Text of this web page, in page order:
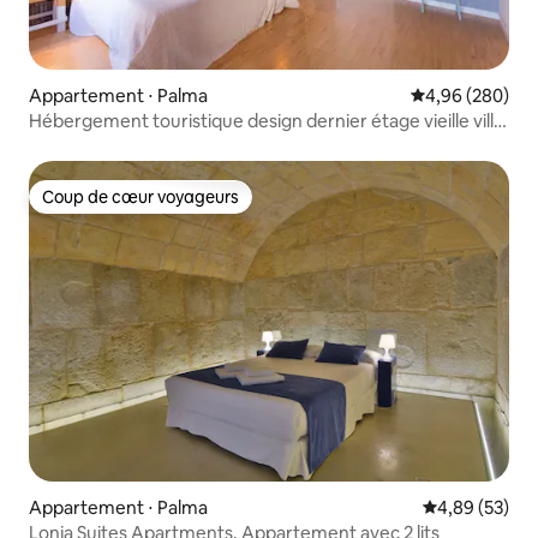
Appartement ⋅ Palma Évaluation
4,96 (280)
Hébergement touristique design dernier étage vieille ville
Coup de cœur voyageurs
Coup de cœur voyageurs
Appartement ⋅ Palma Évaluation
4,89 (53)
Lonja Suites Apartments, Appartement avec 2 lits